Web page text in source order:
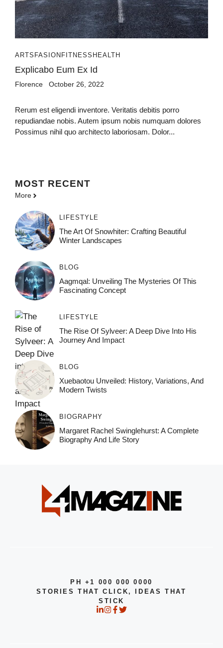
ARTS FASION FITNESS HEALTH
Explicabo Eum Ex Id
Florence October 26, 2022
Rerum est eligendi inventore. Veritatis debitis porro
repudiandae nobis. Autem ipsum nobis numquam dolores
Possimus nihil quo architecto laboriosam. Dolor...
MOST RECENT
More
LIFESTYLE
The Art Of Snowhiter: Crafting Beautiful
Winter Landscapes
BLOG
Aagmqal: Unveiling The Mysteries Of This
Fascinating Concept
LIFESTYLE
The Rise Of Sylveer: A Deep Dive Into His
Journey And Impact
BLOG
Xuebaotou Unveiled: History, Variations, And
Modern Twists
BIOGRAPHY
Margaret Rachel Swinglehurst: A Complete
Biography And Life Story
PH +1 000 000 0000
STORIES THAT CLICK, IDEAS THAT
STICK